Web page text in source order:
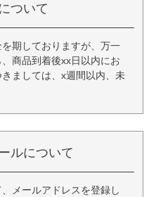
ついて
期しておりますが、万一
商品到着後xx日以内にお
ましては、x週間以内、未
ルについて
メールアドレスを登録し